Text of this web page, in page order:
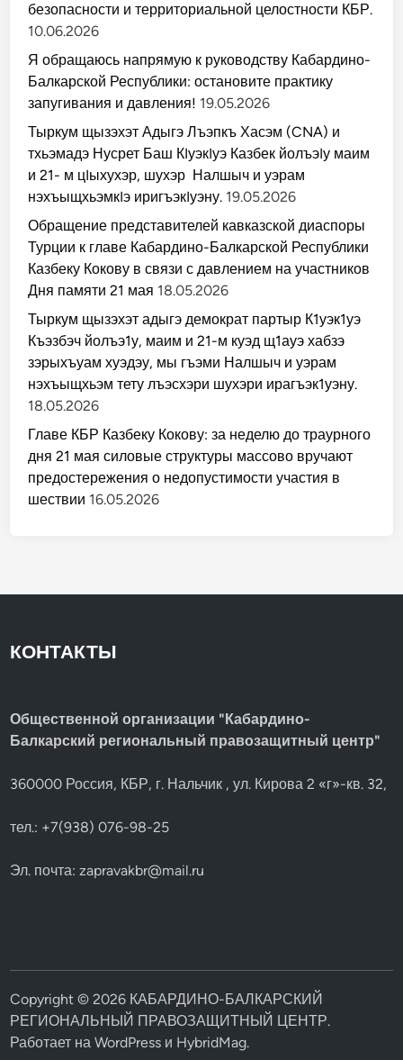
безопасности и территориальной целостности КБР.
10.06.2026
Я обращаюсь напрямую к руководству Кабардино-
Балкарской Республики: остановите практику
запугивания и давления! 19.05.2026
Тыркум щызэхэт Адыгэ Лъэпкъ Хасэм (CNA) и
тхьэмадэ Нусрет Баш КIуэкIуэ Казбек йолъэIу маим
и 21- м цIыхухэр, шухэр Налшыч и уэрам
нэхъыщхьэмкIэ иригъэкIуэну. 19.05.2026
Обращение представителей кавказской диаспоры
Турции к главе Кабардино-Балкарской Республики
Казбеку Кокову в связи с давлением на участников
Дня памяти 21 мая 18.05.2026
Тыркум щызэхэт адыгэ демократ партыр К1уэк1уэ
Къэзбэч йолъэ1у, маим и 21-м куэд щ1ауэ хабзэ
зэрыхъуам хуэдэу, мы гъэми Налшыч и уэрам
нэхъыщхьэм тету лъэсхэри шухэри ирагъэк1уэну.
18.05.2026
Главе КБР Казбеку Кокову: за неделю до траурного
дня 21 мая силовые структуры массово вручают
предостережения о недопустимости участия в
шествии 16.05.2026
КОНТАКТЫ
Общественной организации "Кабардино-
Балкарский региональный правозащитный центр"
360000 Россия, КБР, г. Нальчик , ул. Кирова 2 «г»-кв. 32,
тел.: +7(938) 076-98-25
Эл. почта:zapravakbr@mail.ru
Copyright © 2026 КАБАРДИНО-БАЛКАРСКИЙ
РЕГИОНАЛЬНЫЙ ПРАВОЗАЩИТНЫЙ ЦЕНТР.
Работает наWordPress и HybridMag.